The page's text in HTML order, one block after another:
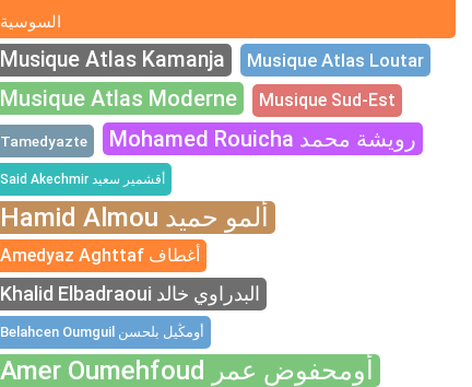
السوسية
Musique Atlas Kamanja Musique Atlas Loutar
Musique Atlas Moderne Musique Sud-Est
Tamedyazte Mohamed Rouicha رويشة محمد
Said Akechmir أقشمير سعيد
Hamid Almou ألمو حميد
Amedyaz Aghttaf أغطاف
Khalid Elbadraoui البدراوي خالد
Belahcen Oumguil أومڭيل بلحسن
Amer Oumehfoud أومحفوض عمر